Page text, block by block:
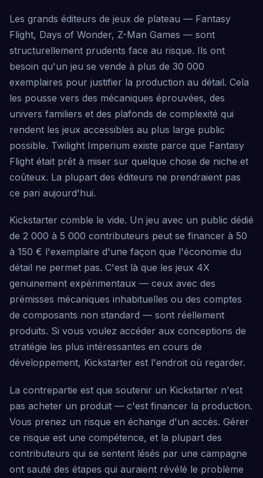
Les grands éditeurs de jeux de plateau — Fantasy
Flight, Days of Wonder, Z-Man Games — sont
structurellement prudents face au risque. Ils ont
besoin qu'un jeu se vende à plus de 30 000
exemplaires pour justifier la production au détail. Cela
les pousse vers des mécaniques éprouvées, des
univers familiers et des plafonds de complexité qui
rendent les jeux accessibles au plus large public
possible. Twilight Imperium existe parce que Fantasy
Flight était prêt à miser sur quelque chose de niche et
coûteux. La plupart des éditeurs ne prendraient pas
ce pari aujourd'hui.
Kickstarter comble le vide. Un jeu avec un public dédié
de 2 000 à 5 000 contributeurs peut se financer à 50
à 150 € l'exemplaire d'une façon que l'économie du
détail ne permet pas. C'est là que les jeux 4X
genuinement expérimentaux — ceux avec des
prémisses mécaniques inhabituelles ou des comptes
de composants non standard — sont réellement
produits. Si vous voulez accéder aux conceptions de
stratégie les plus intéressantes en cours de
développement, Kickstarter est l'endroit où regarder.
La contrepartie est que soutenir un Kickstarter n'est
pas acheter un produit — c'est financer la production.
Vous prenez un risque en échange d'un accès. Gérer
ce risque est une compétence, et la plupart des
contributeurs qui se sentent lésés par une campagne
ont sauté des étapes qui auraient révélé le problème